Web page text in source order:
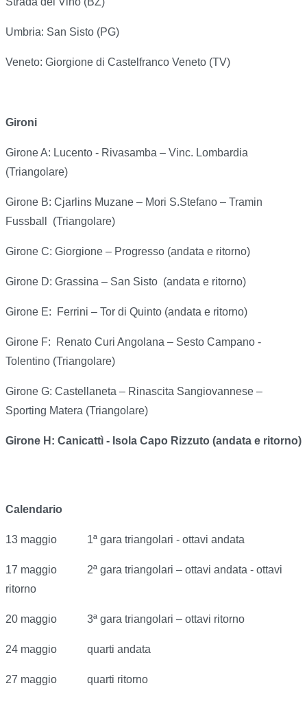
Umbria: San Sisto (PG)
Veneto: Giorgione di Castelfranco Veneto (TV)
Gironi
Girone A: Lucento - Rivasamba – Vinc. Lombardia
(Triangolare)
Girone B: Cjarlins Muzane – Mori S.Stefano – Tramin
Fussball (Triangolare)
Girone C: Giorgione – Progresso (andata e ritorno)
Girone D: Grassina – San Sisto (andata e ritorno)
Girone E: Ferrini – Tor di Quinto (andata e ritorno)
Girone F: Renato Curi Angolana – Sesto Campano -
Tolentino (Triangolare)
Girone G: Castellaneta – Rinascita Sangiovannese –
Sporting Matera (Triangolare)
Girone H: Canicattì - Isola Capo Rizzuto (andata e ritorno)
Calendario
13 maggio 1ª gara triangolari - ottavi andata
17 maggio 2ª gara triangolari – ottavi andata - ottavi
ritorno
20 maggio 3ª gara triangolari – ottavi ritorno
24 maggio quarti andata
27 maggio quarti ritorno